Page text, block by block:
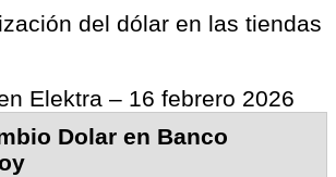
del dólar en las tiendas
Elektra – 16 febrero 2026
Dolar en Banco